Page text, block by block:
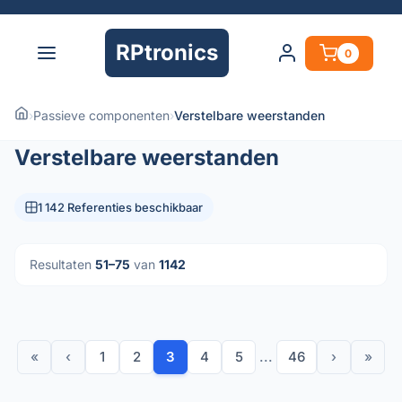
RPtronics 0
›Passieve componenten›Verstelbare weerstanden
Verstelbare weerstanden
1 142 Referenties beschikbaar
Resultaten 51–75 van 1142
« ‹ 1 2 3 4 5 ... 46 › »